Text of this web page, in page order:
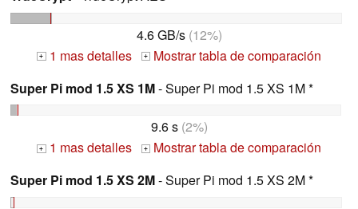
4.6 GB/s(12%)
+ 1 mas detalles +
Mostrar tabla de comparación
Super Pi mod 1.5 XS 1M- Super Pi mod 1.5 XS 1M *
9.6 s(2%)
+ 1 mas detalles +
Mostrar tabla de comparación
Super Pi mod 1.5 XS 2M- Super Pi mod 1.5 XS 2M *